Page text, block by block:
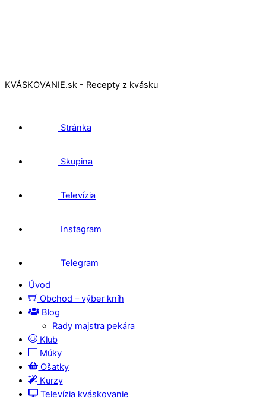
KVÁSKOVANIE.sk - Recepty z kvásku
Stránka
Skupina
Televízia
Instagram
Telegram
Úvod
Obchod – výber kníh
Blog
Rady majstra pekára
Klub
Múky
Ošatky
Kurzy
Televízia kváskovanie